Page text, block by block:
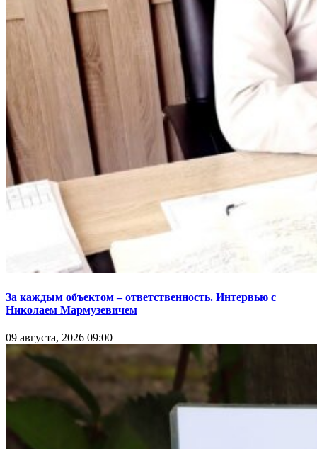
За каждым объектом – ответственность. Интервью с
Николаем Мармузевичем
09 августа, 2026 09:00